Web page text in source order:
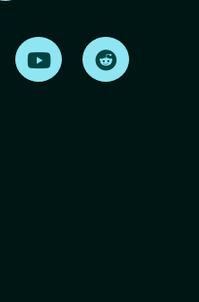
Find us on LinkedInFind us on Youtube